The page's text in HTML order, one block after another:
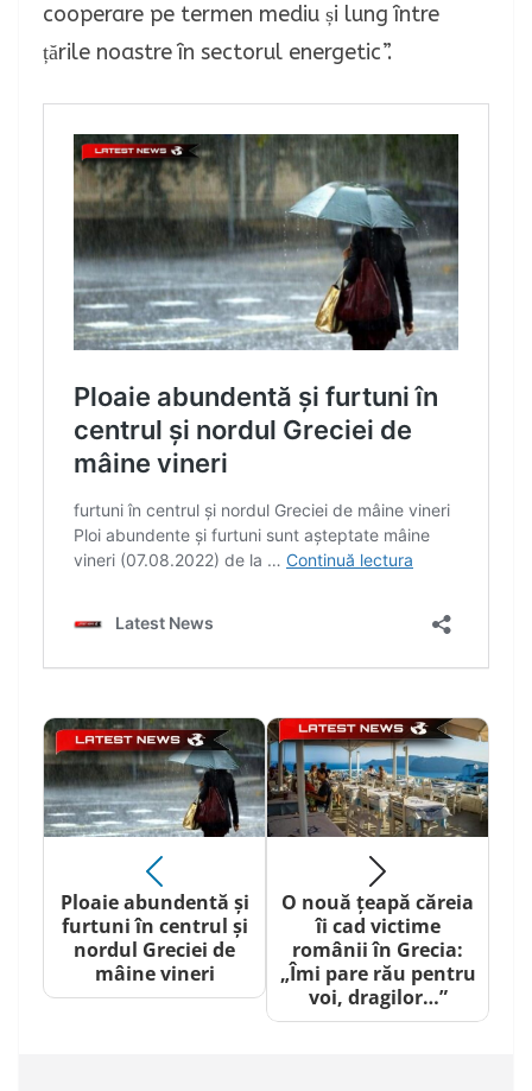
cooperare pe termen mediu și lung între
țările noastre în sectorul energetic”.
Ploaie abundentă și
furtuni în centrul și
nordul Greciei de
mâine vineri
O nouă țeapă căreia
îi cad victime
românii în Grecia:
„Îmi pare rău pentru
voi, dragilor…”